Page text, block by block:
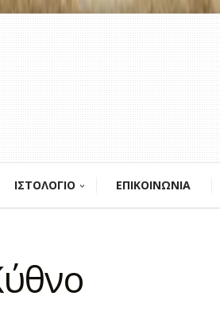
ΙΣΤΟΛΟΓΙΟ ΕΠΙΚΟΙΝΩΝΙΑ